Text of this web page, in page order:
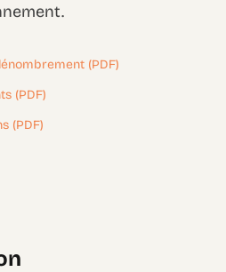
(PDF)
(PDF)
(PDF)